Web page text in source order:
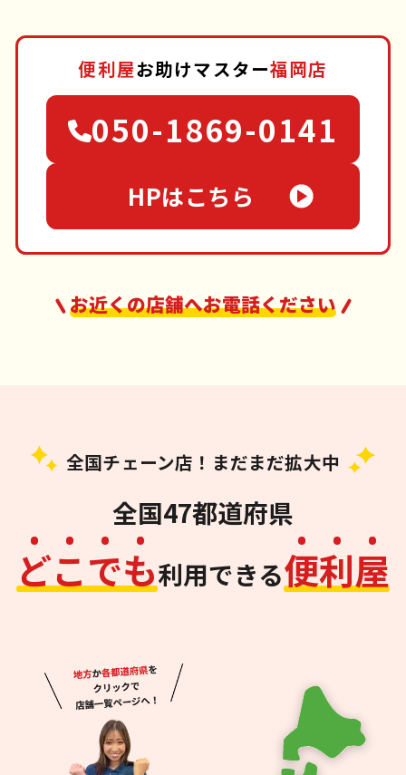
便利屋お助けマスター福岡店
050-1869-0141
HPはこちら
お近くの店舗へお電話ください
全国チェーン店！まだまだ拡大中
全国47都道府県
どこでも利用できる便利屋